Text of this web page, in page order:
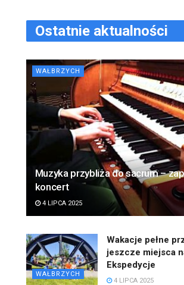
Ostatnie aktualności
WAŁBRZYCH
Muzyka przybliża do sacrum –
koncert
4 LIPCA 2025
WAŁBRZYCH
Wakacje pełne
jeszcze miejsca
Ekspedycje
4 LIPCA 2025